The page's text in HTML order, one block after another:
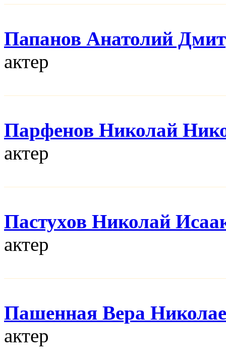
Папанов Анатолий
актер
Парфенов Николай
актер
Пастухов Николай
актер
Пашенная Вера
актер